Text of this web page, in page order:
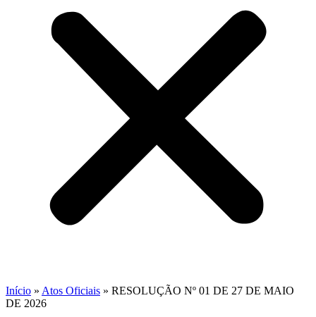
Início » Atos Oficiais » RESOLUÇÃO Nº 01 DE 27 DE MAIO
DE 2026